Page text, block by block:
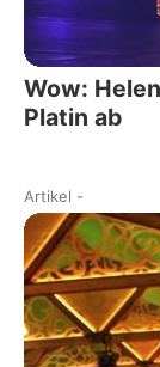
Wow:
Platin ab
Artikel -